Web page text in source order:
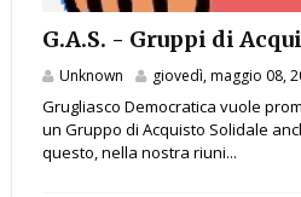
G.A.S. - Gruppi di
Unknown giovedì, maggio 08,
Grugliasco Democratica vuole
un Gruppo di Acquisto Solidale
questo, nella nostra riuni...